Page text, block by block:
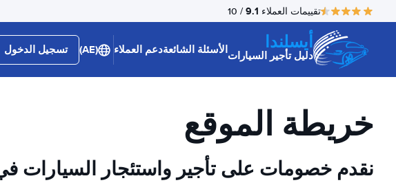
تقييمات العملاء 9.1
/ 10
أيسلندا
دليل تأجير السياراتالأسئلة الشائعةدعم العملاء (AE) تسجيل الدخول
خريطة الموقع
نقدم خصومات على تأجير واستئجار السيارات